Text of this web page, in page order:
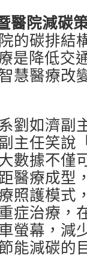
醫院減碳
的碳排結
是降低交
慧醫療改
劉如濟副
主任笑說
數據不僅
醫療成型
照護模式
症治療，
螢幕，減
能減碳的